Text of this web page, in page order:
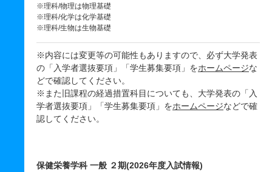
※理科/物理は物理基礎
※理科/化学は化学基礎
※理科/生物は生物基礎
※内容には変更等の可能性もありますので、必ず大学発表
の「入学者選抜要項」「学生募集要項」をホームページな
どで確認してください。
※また旧課程の経過措置科目についても、大学発表の「入
学者選抜要項」「学生募集要項」をホームページなどで確
認してください。
保健栄養学科 一般 ２期(2026年度入試情報)